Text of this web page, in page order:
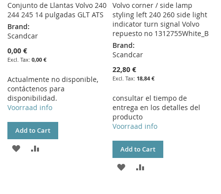
Conjunto de Llantas Volvo 240
244 245 14 pulgadas GLT ATS
Brand:
Scandcar
0,00 €
0,00 €
Actualmente no disponible,
contáctenos para
disponibilidad.
Voorraad info
Add to Cart
ADD
Volvo corner / side lamp
styling left 240 260 side light
indicator turn signal Volvo
repuesto no 1312755White_B
Brand:
Scandcar
22,80 €
18,84 €
consultar el tiempo de
entrega en los detalles del
producto
Voorraad info
Add to Cart
ADD